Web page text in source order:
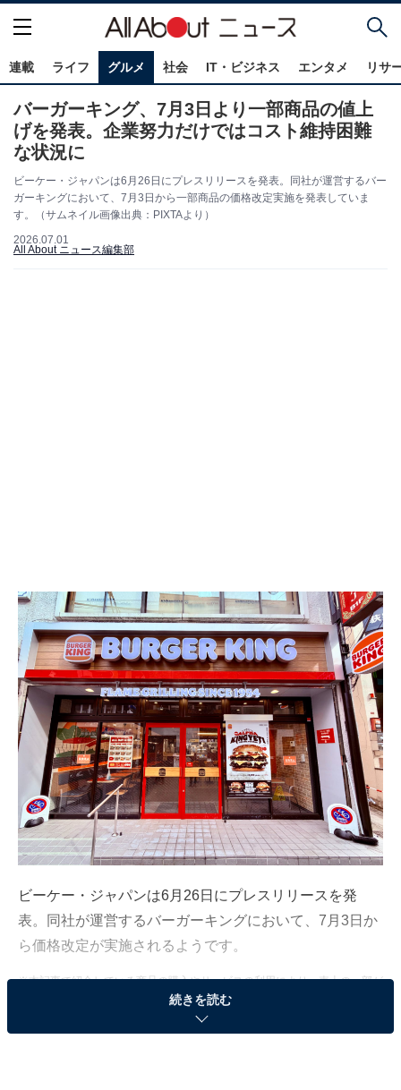
連載 ライフ グルメ 社会 IT・ビジネス エンタメ リサ
バーガーキング、7月3日より一部商品の値上
げを発表。企業努力だけではコスト維持困難
な状況に
ビーケー・ジャパンは6月26日にプレスリリースを発表。同社が運営するバー
ガーキングにおいて、7月3日から一部商品の価格改定実施を発表していま
す。（サムネイル画像出典：PIXTAより）
2026.07.01
All About ニュース編集部
ビーケー・ジャパンは6月26日にプレスリリースを発
表。同社が運営するバーガーキングにおいて、7月3日か
ら価格改定が実施されるようです。
※本記事で紹介している商品の購入やサービスの利用により、売上の一部が
オールアバウトに還元されることがあります。
一部商品の価格改定を実施
続きを読む